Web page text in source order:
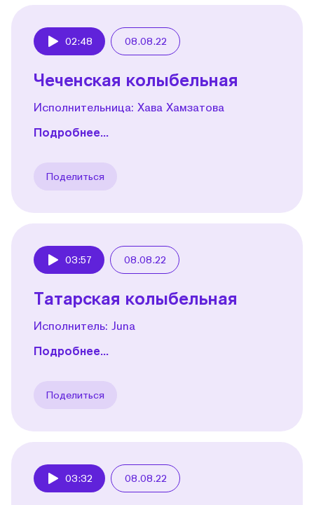
02:48 08.08.22
Чеченская колыбельная
Исполнительница: Хава Хамзатова
Подробнее...
Поделиться
03:57 08.08.22
Татарская колыбельная
Исполнитель: Juna
Подробнее...
Поделиться
03:32 08.08.22